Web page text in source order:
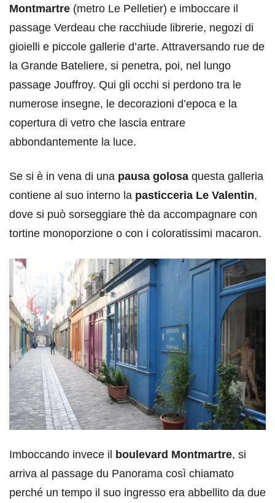
Montmartre (metro Le Pelletier) e imboccare il
passage Verdeau che racchiude librerie, negozi di
gioielli e piccole gallerie d’arte. Attraversando rue de
la Grande Bateliere, si penetra, poi, nel lungo
passage Jouffroy. Qui gli occhi si perdono tra le
numerose insegne, le decorazioni d’epoca e la
copertura di vetro che lascia entrare
abbondantemente la luce.
Se si è in vena di una pausa golosa questa galleria
contiene al suo interno la pasticceria Le Valentin,
dove si può sorseggiare thè da accompagnare con
tortine monoporzione o con i coloratissimi macaron.
Imboccando invece il boulevard Montmartre, si
arriva al passage du Panorama così chiamato
perché un tempo il suo ingresso era abbellito da due